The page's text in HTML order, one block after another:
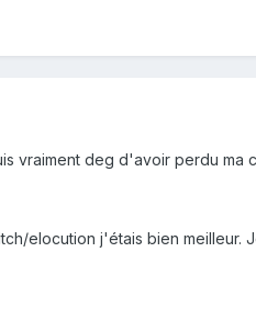
vraiment deg d'avoir perdu ma
elocution j'étais bien